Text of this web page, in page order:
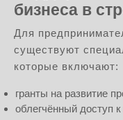
бизнеса в
Для
существуют
которые включают:
гранты на развитие
облегчённый доступ